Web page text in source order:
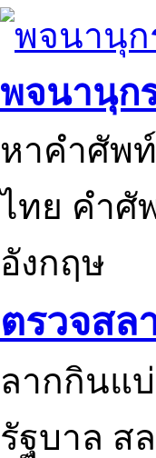
พจนานุก
หาคำศัพ
ไทย คำศั
อังกฤษ
ตรวจสล
ลากกินแ
รัฐบาล ส